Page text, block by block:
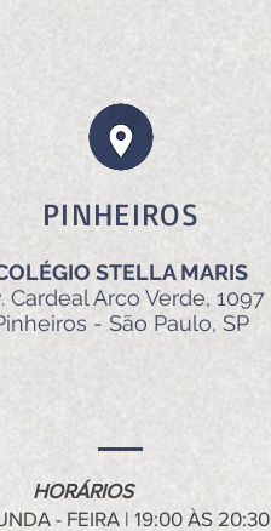
PINHEIROS
STELLA MARIS
Cardeal Arco Verde, 1097
- São Paulo, SP
- FEIRA | 19:00 ÀS 20:30